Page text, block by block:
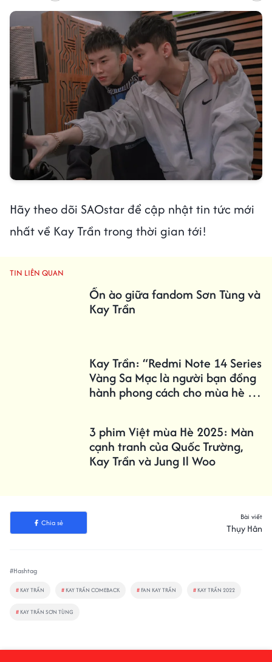
Hãy theo dõi SAOstar để cập nhật tin tức mới
nhất về Kay Trần trong thời gian tới!
TIN LIÊN QUAN
Ồn ào giữa fandom Sơn Tùng và
Kay Trần
Kay Trần: “Redmi Note 14 Series
Vàng Sa Mạc là người bạn đồng
hành phong cách cho mùa hè xê
3 phim Việt mùa Hè 2025: Màn
cạnh tranh của Quốc Trường,
Kay Trần và Jung Il Woo
Chia sẻ
Bài viết
Thụy Hân
#Hashtag
# KAY TRẦN # KAY TRẦN COMEBACK # FAN KAY TRẦN # KAY TRẦN 2022
# KAY TRẦN SƠN TÙNG